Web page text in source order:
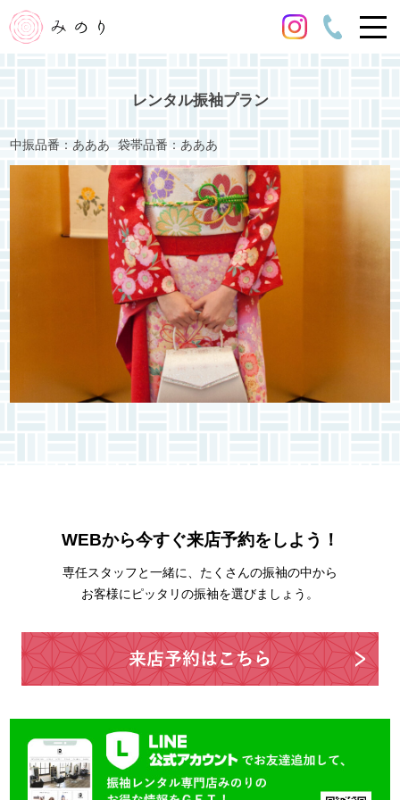
レンタル振袖プラン
中振品番：あああ 袋帯品番：あああ
WEBから今すぐ来店予約をしよう！
専任スタッフと一緒に、たくさんの振袖の中から
お客様にピッタリの振袖を選びましょう。